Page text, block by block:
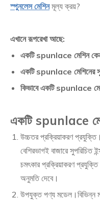
স্পুনলেস মেশিনমূল্য ক্রয়?
এখানে রূপরেখা আছে:
একটি spunlace মেশিন
একটি spunlace মেশিনের
কিভাবে একটি spunlace
একটি spunlace
উচ্চতর প্রক্রিয়াকরণ
বেশিরভাগই বাজারে সুপরিচিত
চমৎকার প্রক্রিয়াকরণ
অনুমতি দেবে।
উপযুক্ত পণ্য মডেল।বিভিন্ন